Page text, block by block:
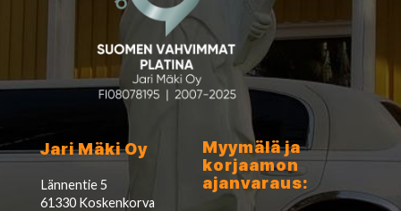
Jari Mäki Oy
Lännentie 5
61330 Koskenkorva
Myymälä ja
korjaamon
ajanvaraus: